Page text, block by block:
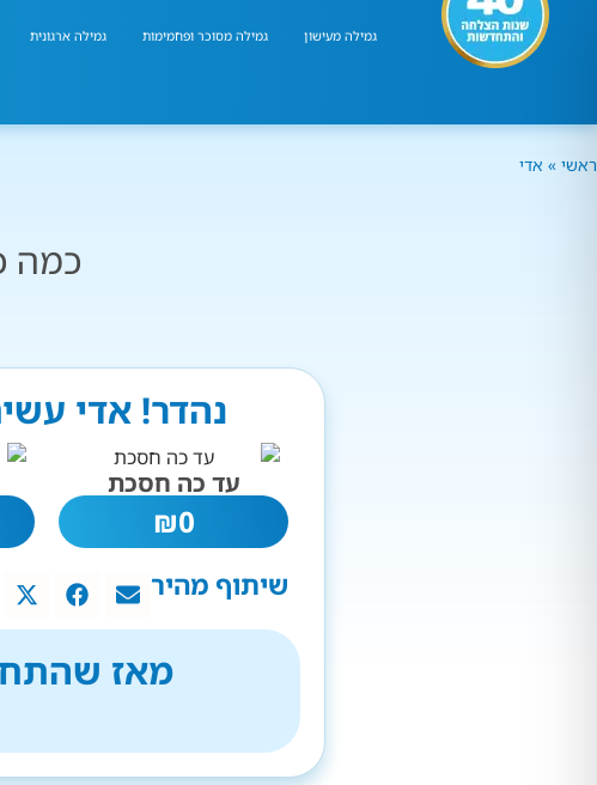
גמילה מעישון גמילה מסוכר ופחמימות גמילה ארגונית
ראשי » אדי
כמה
נהדר! אדי
עד כה חסכת
0
₪
שיתוף מהיר
מאז